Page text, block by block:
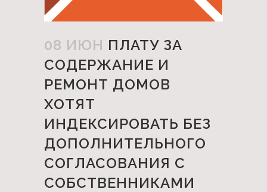
08 ИЮН ПЛАТУ ЗА
СОДЕРЖАНИЕ И
РЕМОНТ ДОМОВ
ХОТЯТ
ИНДЕКСИРОВАТЬ БЕЗ
ДОПОЛНИТЕЛЬНОГО
СОГЛАСОВАНИЯ С
СОБСТВЕННИКАМИ